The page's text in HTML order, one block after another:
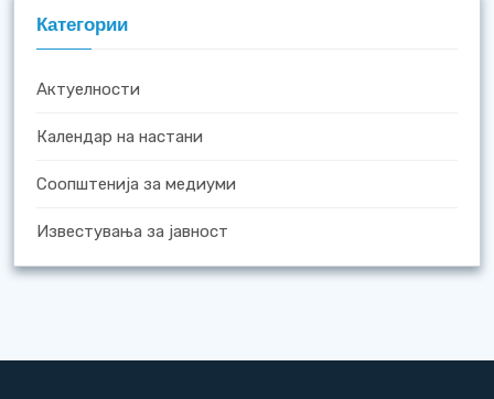
Категории
Актуелности
Календар на настани
Соопштенија за медиуми
Известувања за јавност